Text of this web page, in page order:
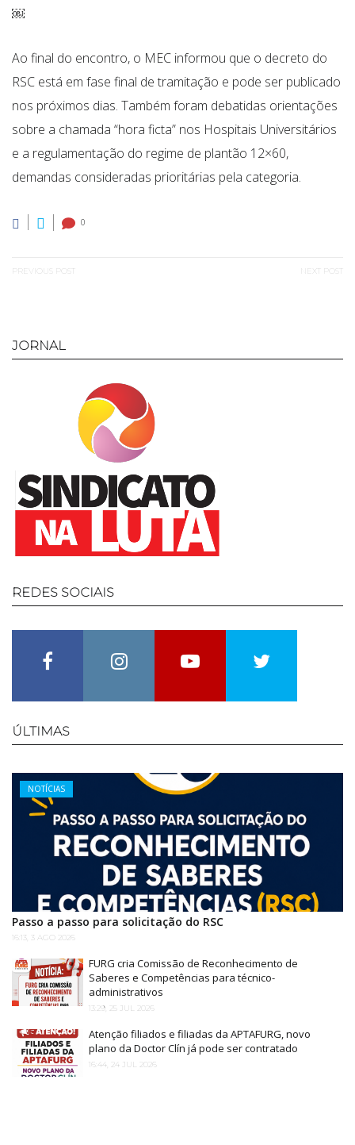
￼
Ao final do encontro, o MEC informou que o decreto do
RSC está em fase final de tramitação e pode ser publicado
nos próximos dias. Também foram debatidas orientações
sobre a chamada “hora ficta” nos Hospitais Universitários
e a regulamentação do regime de plantão 12×60,
demandas consideradas prioritárias pela categoria.
0
de
PREVIOUS POST NEXT POST
JORNAL
REDES SOCIAIS
Instagram Youtube
ÚLTIMAS
Categories
NOTÍCIAS
Passo a passo para solicitação do RSC
16:13, 3 AGO 2026
FURG cria Comissão de Reconhecimento de
Saberes e Competências para técnico-
administrativos
13:29, 25 JUL 2026
Atenção filiados e filiadas da APTAFURG, novo
plano da Doctor Clín já pode ser contratado
16:44, 24 JUL 2026